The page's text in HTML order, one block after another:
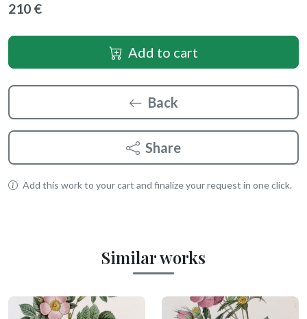
210 €
Add to cart
Back
Share
Add this work to your cart and finalize your request in one click.
Similar works